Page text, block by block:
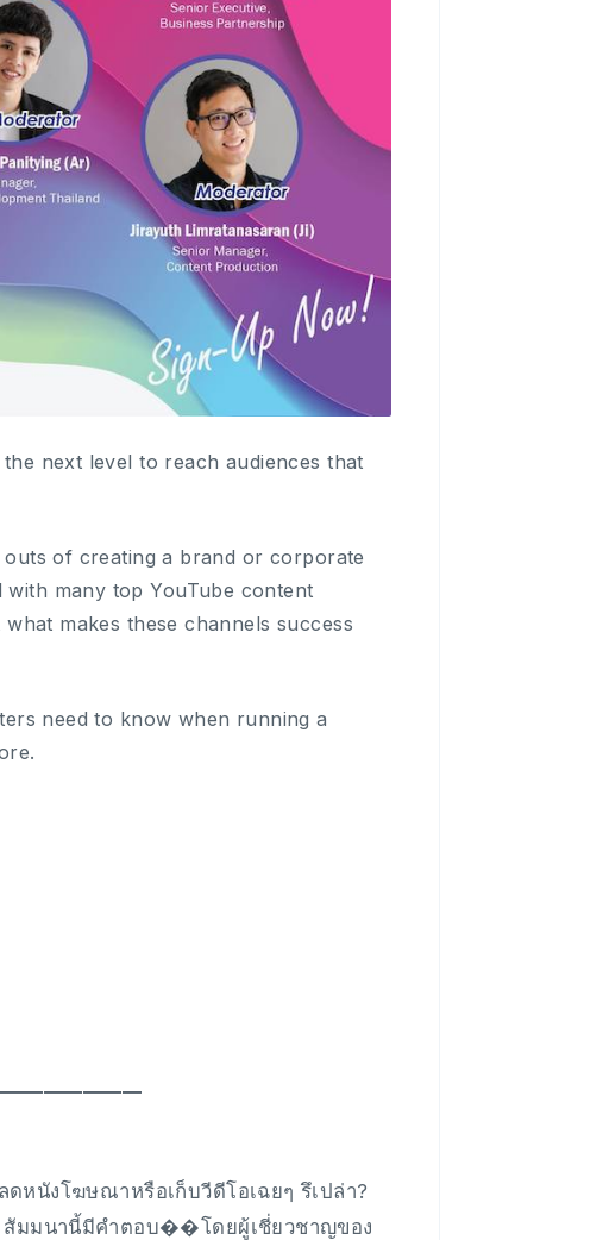
next level to reach audiences that
of creating a brand or corporate
many top YouTube content
makes these channels success
need to know when running a
หนังโฆษณาหรือเก็บวีดีโอเฉยๆ รึเปล่า?
สัมมนานี้มีคำตอบ��โดยผู้เชี่ยวชาญของ